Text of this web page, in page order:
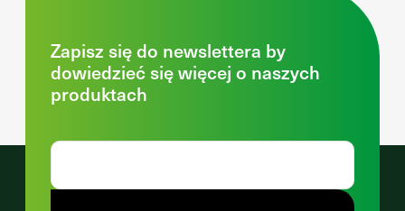
Zapisz się do newslettera by
dowiedzieć się więcej o naszych
produktach